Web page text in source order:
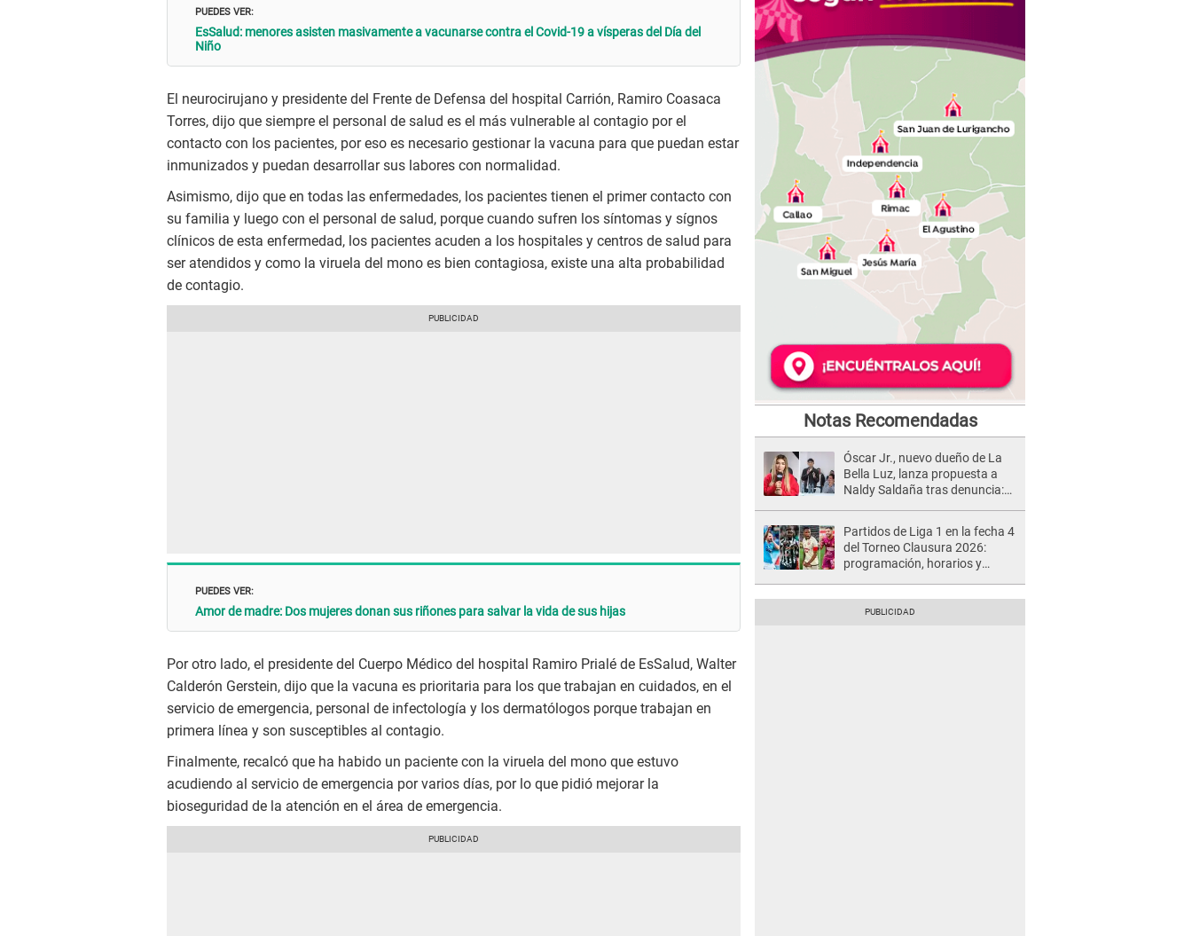
PUEDES VER:
EsSalud: menores asisten masivamente a vacunarse contra el Covid-19 a vísperas del Día del
Niño
El neurocirujano y presidente del Frente de Defensa del hospital Carrión, Ramiro Coasaca
Torres, dijo que siempre el personal de salud es el más vulnerable al contagio por el
contacto con los pacientes, por eso es necesario gestionar la vacuna para que puedan estar
inmunizados y puedan desarrollar sus labores con normalidad.
Asimismo, dijo que en todas las enfermedades, los pacientes tienen el primer contacto con
su familia y luego con el personal de salud, porque cuando sufren los síntomas y sígnos
clínicos de esta enfermedad, los pacientes acuden a los hospitales y centros de salud para
ser atendidos y como la viruela del mono es bien contagiosa, existe una alta probabilidad
de contagio.
PUEDES VER:
Amor de madre: Dos mujeres donan sus riñones para salvar la vida de sus hijas
Por otro lado, el presidente del Cuerpo Médico del hospital Ramiro Prialé de EsSalud, Walter
Calderón Gerstein, dijo que la vacuna es prioritaria para los que trabajan en cuidados, en el
servicio de emergencia, personal de infectología y los dermatólogos porque trabajan en
primera línea y son susceptibles al contagio.
Finalmente, recalcó que ha habido un paciente con la viruela del mono que estuvo
acudiendo al servicio de emergencia por varios días, por lo que pidió mejorar la
bioseguridad de la atención en el área de emergencia.
Notas Recomendadas
Óscar Jr., nuevo dueño de La
Bella Luz, lanza propuesta a
Naldy Saldaña tras denuncia:
Partidos de Liga 1 en la fecha 4
del Torneo Clausura 2026:
programación, horarios y